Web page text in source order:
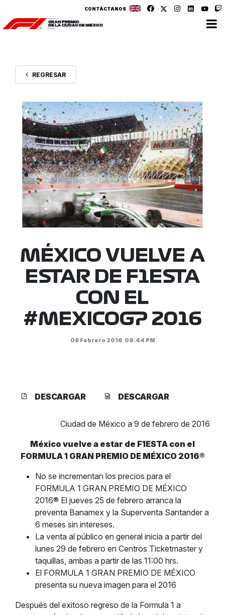
CONTÁCTANOS
REGRESAR
MÉXICO VUELVE A
ESTAR DE F1ESTA
CON EL
#MEXICOGP 2016
08 Febrero 2016 09:44 PM
DESCARGAR DESCARGAR
Ciudad de México a 9 de febrero de 2016
México vuelve a estar de F1ESTA con el
FORMULA 1 GRAN PREMIO DE MÉXICO 2016®
No se incrementan los precios para el
FORMULA 1 GRAN PREMIO DE MÉXICO
2016® El jueves 25 de febrero arranca la
preventa Banamex y la Superventa Santander a
6 meses sin intereses.
La venta al público en general inicia a partir del
lunes 29 de febrero en Centros Ticketmaster y
taquillas, ambas a partir de las 11:00 hrs.
El FORMULA 1 GRAN PREMIO DE MÉXICO
presenta su nueva imagen para el 2016
Después del exitoso regreso de la Formula 1 a